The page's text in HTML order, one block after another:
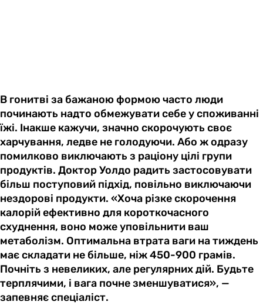
В гонитві за бажаною формою часто люди
починають надто обмежувати себе у споживанні
їжі. Інакше кажучи, значно скорочують своє
харчування, ледве не голодуючи. Або ж одразу
помилково виключають з раціону цілі групи
продуктів. Доктор Уолдо радить застосовувати
більш поступовий підхід, повільно виключаючи
нездорові продукти. «Хоча різке скорочення
калорій ефективно для короткочасного
схуднення, воно може уповільнити ваш
метаболізм. Оптимальна втрата ваги на тиждень
має складати не більше, ніж 450-900 грамів.
Почніть з невеликих, але регулярних дій. Будьте
терплячими, і вага почне зменшуватися», —
запевняє спеціаліст.